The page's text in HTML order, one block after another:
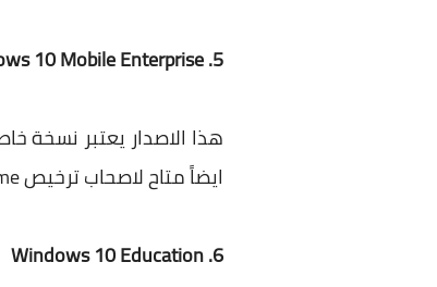
5. Windows 10 Mobile Enterprise
ايضاً متاح لاصحاب ترخيص Volume فقط.
6. Windows 10 Education